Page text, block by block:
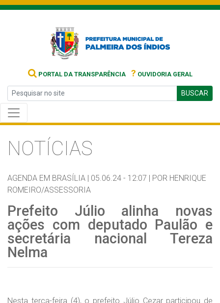
PORTAL DA TRANSPARÊNCIA ? OUVIDORIA GERAL
BUSCAR
NOTÍCIAS
AGENDA EM BRASÍLIA | 05.06.24 - 12:07 | POR HENRIQUE
ROMEIRO/ASSESSORIA
Prefeito Júlio alinha novas
ações com deputado Paulão e
secretária nacional Tereza
Nelma
Nesta terça-feira (4), o prefeito Júlio Cezar participou de